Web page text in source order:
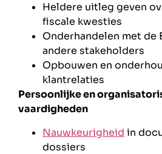
Heldere uitleg geven
fiscale kwesties
Onderhandelen met de
andere stakeholders
Opbouwen en
klantrelaties
Persoonlijke en
vaardigheden
Nauwkeurigheid in
dossiers